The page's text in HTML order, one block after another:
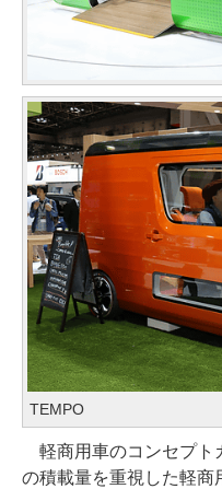
TEMPO
軽商用車のコンセプト
の積載量を重視した軽商